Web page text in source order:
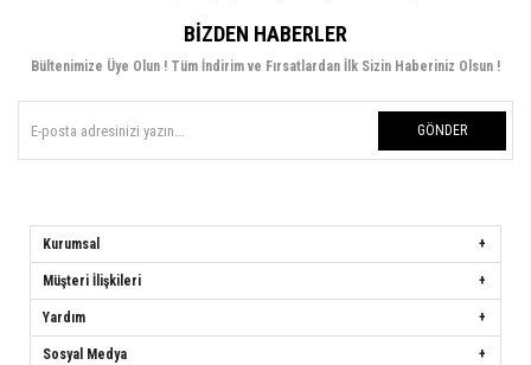
BIZDEN HABERLER
Bültenimize Üye Olun ! Tüm İndirim ve Fırsatlardan İlk Sizin Haberiniz Olsun !
GÖNDER
Kurumsal
Müşteri İlişkileri
Yardım
Sosyal Medya